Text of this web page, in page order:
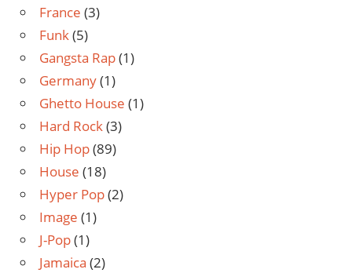
France (3)
Funk(5)
Gangsta Rap(1)
Germany(1)
Ghetto House (1)
Hard Rock(3)
Hip Hop(89)
House (18)
Hyper Pop(2)
Image (1)
J-Pop(1)
Jamaica (2)